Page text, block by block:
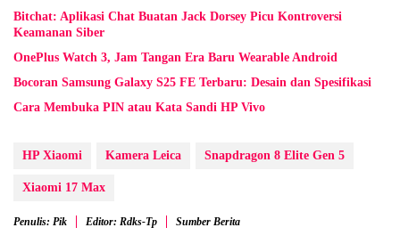
Bitchat: Aplikasi Chat Buatan Jack Dorsey Picu Kontroversi
Keamanan Siber
OnePlus Watch 3, Jam Tangan Era Baru Wearable Android
Bocoran Samsung Galaxy S25 FE Terbaru: Desain dan Spesifikasi
Cara Membuka PIN atau Kata Sandi HP Vivo
HP Xiaomi Kamera Leica Snapdragon 8 Elite Gen 5
Xiaomi 17 Max
Penulis: Pik Editor: Rdks-Tp Sumber Berita